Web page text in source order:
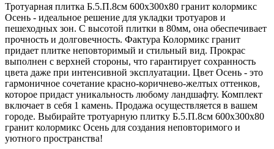
Тротуарная плитка Б.5.П.8см 600х300х80 гранит колормикс
Осень - идеальное решение для укладки тротуаров и
пешеходных зон. С высотой плитки в 80мм, она обеспечивает
прочность и долговечность. Фактура Колормикс гранит
придает плитке неповторимый и стильный вид. Прокрас
выполнен с верхней стороны, что гарантирует сохранность
цвета даже при интенсивной эксплуатации. Цвет Осень - это
гармоничное сочетание красно-коричнево-желтых оттенков,
которое придаст уникальность любому ландшафту. Комплект
включает в себя 1 камень. Продажа осуществляется в вашем
городе. Выбирайте тротуарную плитку Б.5.П.8см 600х300х80
гранит колормикс Осень для создания неповторимого и
уютного пространства!